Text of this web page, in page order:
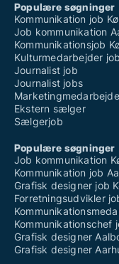
Populære søgninger
Kommunikation job
Job kommunikation
Kommunikationsjob
Kulturmedarbejder job
Journalist job
Journalist jobs
Ekstern sælger
Sælgerjob
Populære søgninger
Job kommunikation
Kommunikation job
Grafisk designer job
Forretningsudvikler
Kommunikationschef
Grafisk designer
Grafisk designer